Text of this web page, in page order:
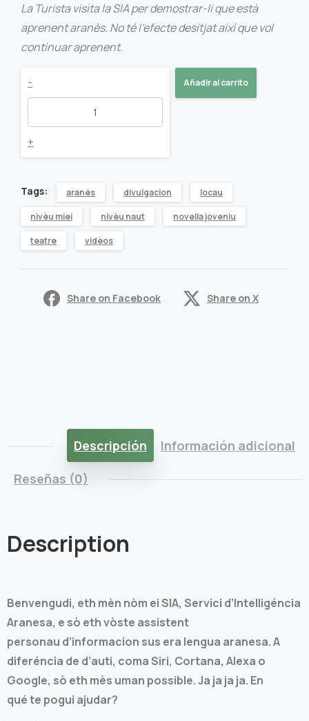
La Turista visita la SIA per demostrar-li que està
aprenent aranès. No té l’efecte desitjat així que vol
continuar aprenent.
Dits
Èm
qu'èm
quantity
-
+
Añadir al carrito
Tags: aranés divulgacion locau
nivèu miei nivèu naut novella joveniu
teatre vidèos
Share on Facebook Share on X
Descripción
Información adicional
Reseñas (0)
Description
Benvengudi, eth mèn nòm ei SIA, Servici d’Intelligéncia
Aranesa, e sò eth vòste assistent
personau d’informacion sus era lengua aranesa. A
diferéncia de d’auti, coma Siri, Cortana, Alexa o
Google, sò eth mès uman possible. Ja ja ja ja. En
qué te pogui ajudar?